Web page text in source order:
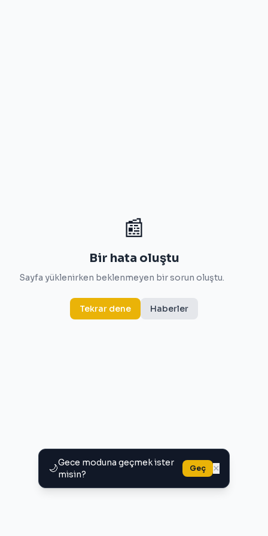
🌙Gece moduna geçmek ister
misin?
Geç ×
📰
Bir hata oluştu
Sayfa yüklenirken beklenmeyen bir sorun oluştu.
Tekrar dene Haberler